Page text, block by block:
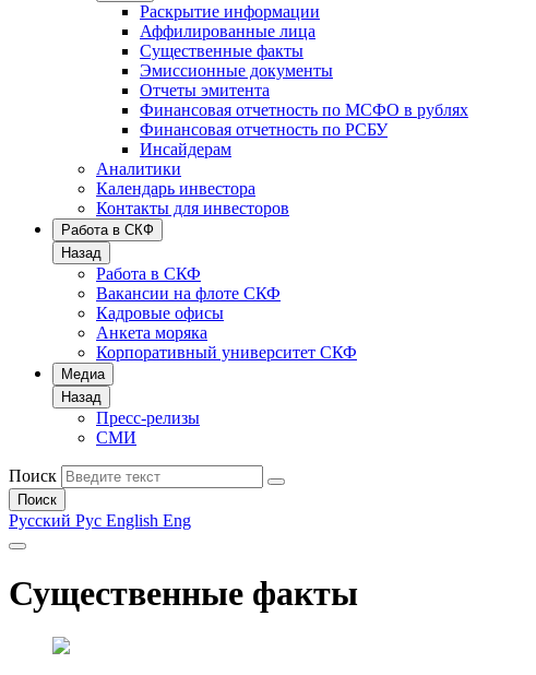
Раскрытие информации
Аффилированные лица
Существенные факты
Эмиссионные документы
Отчеты эмитента
Финансовая отчетность по МСФО в рублях
Финансовая отчетность по РСБУ
Инсайдерам
Аналитики
Календарь инвестора
Контакты для инвесторов
Работа в СКФ
Назад
Работа в СКФ
Вакансии на флоте СКФ
Кадровые офисы
Анкета моряка
Корпоративный университет СКФ
Медиа
Назад
Пресс-релизы
СМИ
Поиск
Поиск
Русский Рус English Eng
Существенные факты